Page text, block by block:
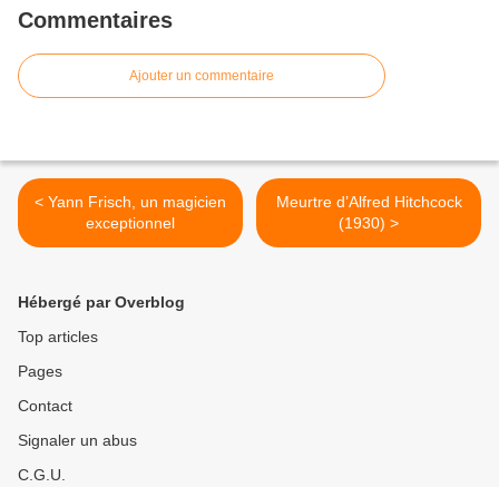
Commentaires
Ajouter un commentaire
< Yann Frisch, un magicien
exceptionnel
Meurtre d’Alfred Hitchcock
(1930) >
Hébergé par Overblog
Top articles
Pages
Contact
Signaler un abus
C.G.U.